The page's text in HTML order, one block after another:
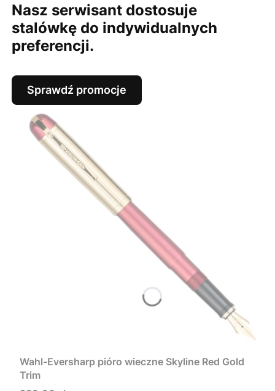
Nasz serwisant dostosuje
stalówkę do indywidualnych
preferencji.
Sprawdź promocje
Wahl-Eversharp pióro wieczne Skyline Red Gold
Trim